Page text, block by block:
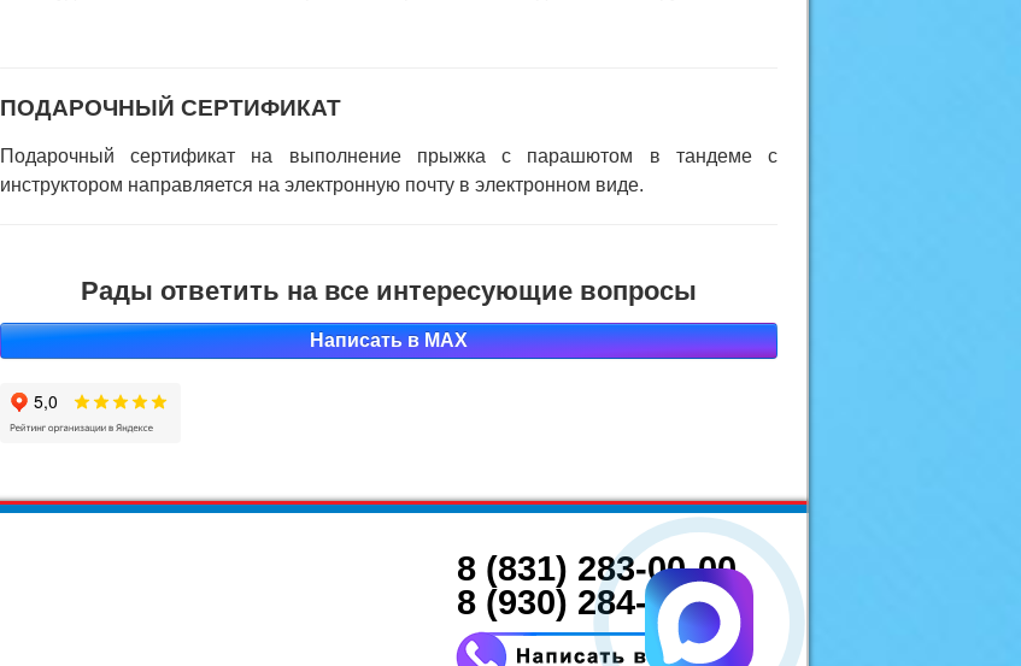
ПОДАРОЧНЫЙ СЕРТИФИКАТ
Подарочный сертификат на выполнение прыжка с парашютом в тандеме с
инструктором направляется на электронную почту в электронном виде.
Рады ответить на все интересующие вопросы
Написать в MAX
8 (831) 283-00-00
8 (930) 284-00-00